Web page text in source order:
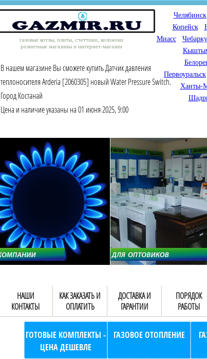
газовые котлы, плиты, счетчики, колоноки
розничные магазины и интернет-магазин
Челябинск
Копейск
Миасс
Первоуральск
Ханты-
В нашем магазине Вы сможете купить Датчик давления
теплоносителя Arderia [2060305] новый Water Pressure Switch.
Город Костанай
Цена и наличие указаны на 01 июня 2025, 9:00
Мы продаем газовые
для отопления,
водонагреватели, счетчики
газа с доставкой по
России и Казахстана
НАШИ
КОНТАКТЫ
КАК ЗАКАЗАТЬ И
ОПЛАТИТЬ
ДОСТАВКА И
ГАРАНТИИ
ПОРЯДОК
РАБОТЫ
ГОТОВЫЕ КОМПЛЕКТЫ -
ЦЕНА ДЕШЕВЛЕ
ГАЗОВОЕ ОТОПЛЕНИЕ